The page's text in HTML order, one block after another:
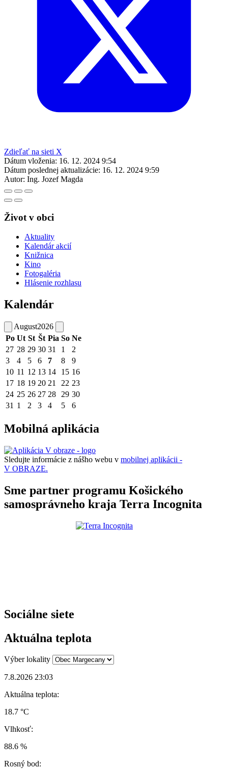
Zdieľať na sieti X
Dátum vloženia: 16. 12. 2024 9:54
Dátum poslednej aktualizácie: 16. 12. 2024 9:59
Autor: Ing. Jozef Magda
Život v obci
Aktuality
Kalendár akcií
Knižnica
Kino
Fotogaléria
Hlásenie rozhlasu
Kalendár
August2026
Po Ut St Št Pia So Ne
27 28 29 30 31 1
2
3
4 5 6 7 8
9
10 11 12 13 14 15 16
17 18 19 20 21 22 23
24 25 26 27 28 29 30
31 1 2 3 4 5 6
Mobilná aplikácia
Sledujte informácie z nášho webu v mobilnej aplikácii -
V OBRAZE.
Sme partner programu Košického
samosprávneho kraja Terra Incognita
Sociálne siete
Aktuálna teplota
Výber lokality
7.8.2026 23:03
Aktuálna teplota:
18.7 °C
Vlhkosť:
88.6 %
Rosný bod: